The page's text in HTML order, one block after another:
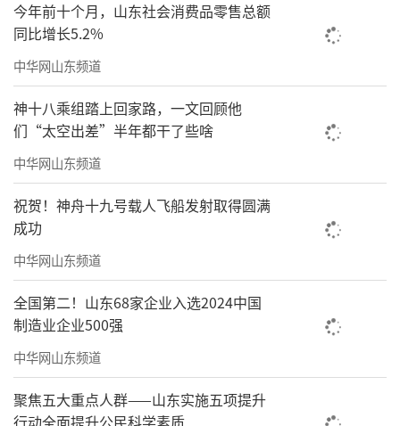
今年前十个月，山东社会消费品零售总额
同比增长5.2%
中华网山东频道
神十八乘组踏上回家路，一文回顾他
们“太空出差”半年都干了些啥
中华网山东频道
祝贺！神舟十九号载人飞船发射取得圆满
成功
中华网山东频道
全国第二！山东68家企业入选2024中国
制造业企业500强
中华网山东频道
聚焦五大重点人群——山东实施五项提升
行动全面提升公民科学素质